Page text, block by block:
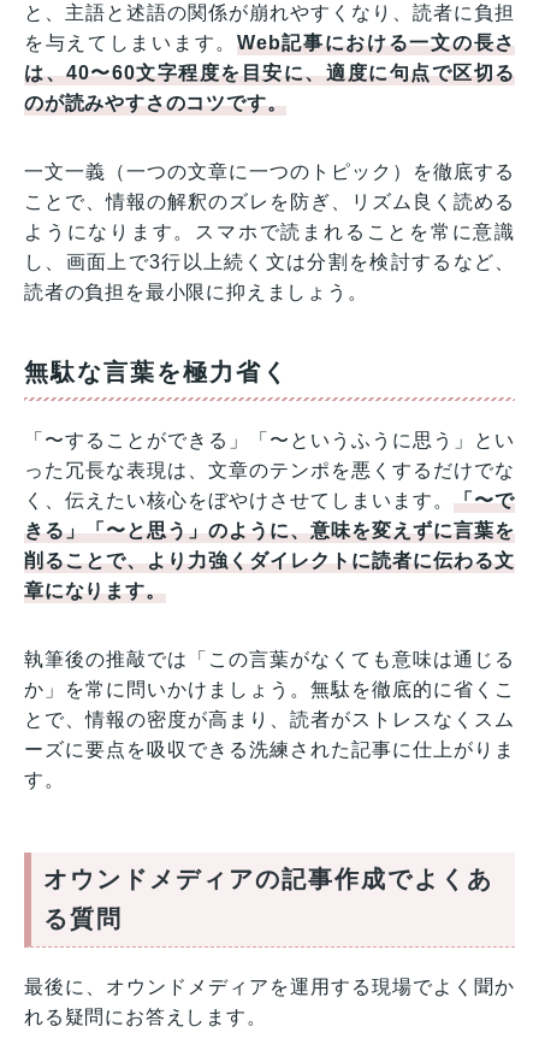
と、主語と述語の関係が崩れやすくなり、読者に負担
を与えてしまいます。 Web記事における一文の長さ
は、40〜60文字程度を目安に、適度に句点で区切る
のが読みやすさのコツです。
一文一義（一つの文章に一つのトピック）を徹底する
ことで、情報の解釈のズレを防ぎ、リズム良く読める
ようになります。スマホで読まれることを常に意識
し、画面上で3行以上続く文は分割を検討するなど、
読者の負担を最小限に抑えましょう。
無駄な言葉を極力省く
「〜することができる」「〜というふうに思う」とい
った冗長な表現は、文章のテンポを悪くするだけでな
く、伝えたい核心をぼやけさせてしまいます。「〜で
きる」「〜と思う」のように、意味を変えずに言葉を
削ることで、より力強くダイレクトに読者に伝わる文
章になります。
執筆後の推敲では「この言葉がなくても意味は通じる
か」を常に問いかけましょう。無駄を徹底的に省くこ
とで、情報の密度が高まり、読者がストレスなくスム
ーズに要点を吸収できる洗練された記事に仕上がりま
す。
オウンドメディアの記事作成でよくあ
る質問
最後に、オウンドメディアを運用する現場でよく聞か
れる疑問にお答えします。